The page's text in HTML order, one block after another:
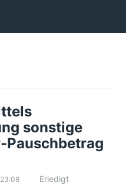
sonstige
Pauschbetrag
Erledigt